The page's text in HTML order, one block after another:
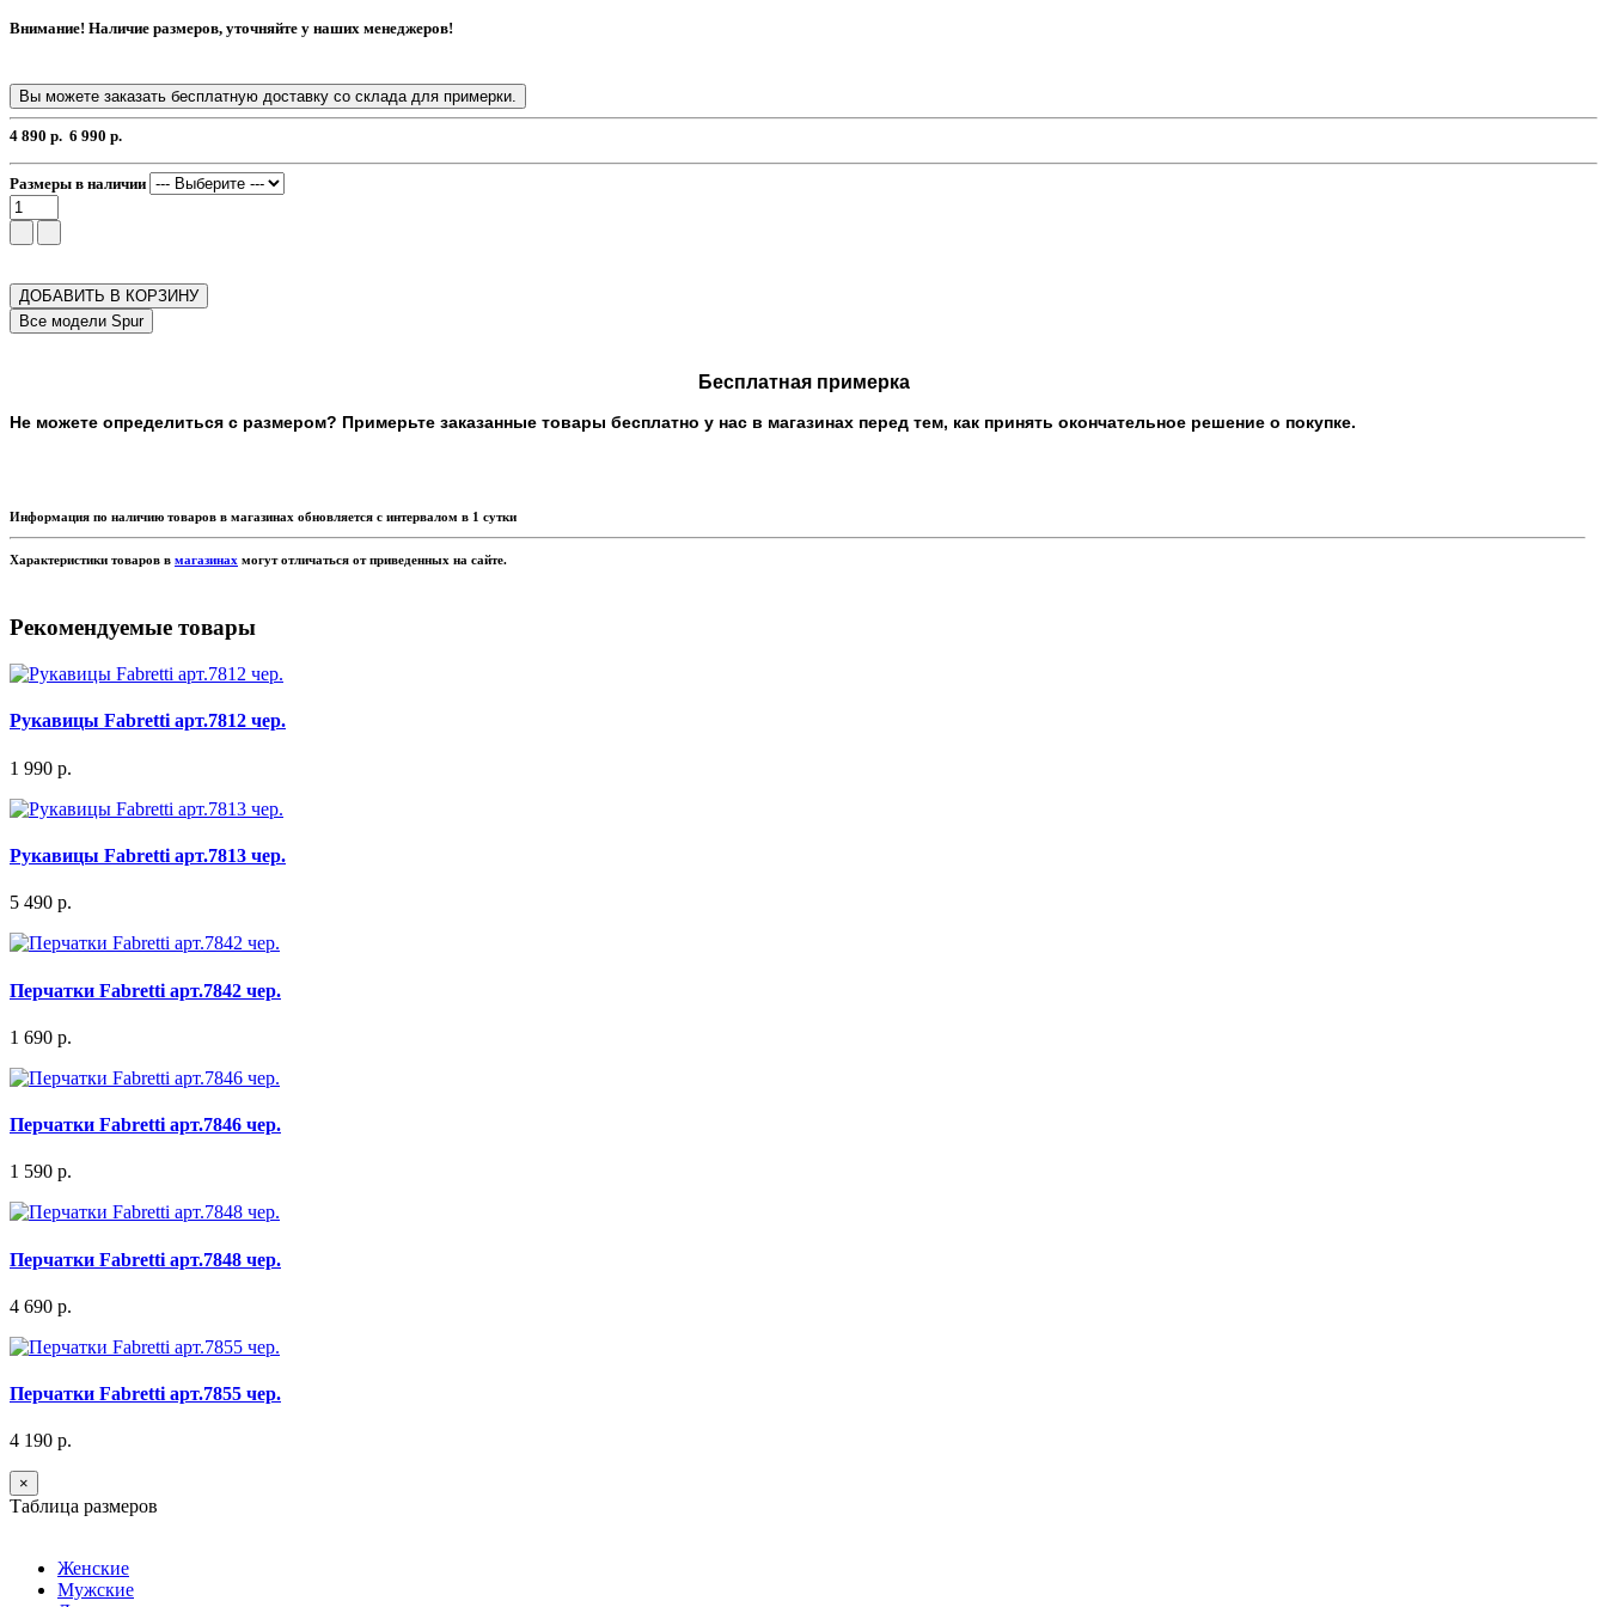
Внимание! Наличие размеров, уточняйте у наших менеджеров!
Вы можете заказать бесплатную доставку со склада для примерки.
4 890 р. 6 990 р.
Размеры в наличии
ДОБАВИТЬ В КОРЗИНУ
Бесплатная примерка
Не можете определиться с размером? Примерьте заказанные товары бесплатно у нас в магазинах перед тем, как принять окончательное решение о покупке.
Информация по наличию товаров в магазинах обновляется с интервалом в 1 сутки
Характеристики товаров в магазинах могут отличаться от приведенных на сайте.
Рекомендуемые товары
Рукавицы Fabretti арт.7812 чер.
1 990 р.
Рукавицы Fabretti арт.7813 чер.
5 490 р.
Перчатки Fabretti арт.7842 чер.
1 690 р.
Перчатки Fabretti арт.7846 чер.
1 590 р.
Перчатки Fabretti арт.7848 чер.
4 690 р.
Перчатки Fabretti арт.7855 чер.
4 190 р.
×
Таблица размеров
Женские
Мужские